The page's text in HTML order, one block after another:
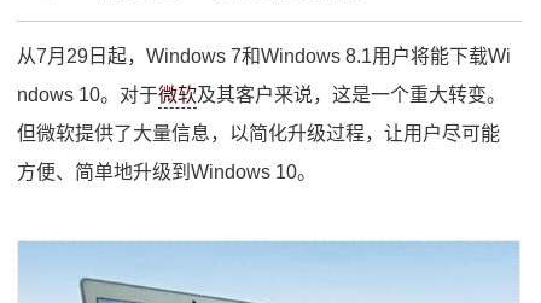
从7月29日起，Windows 7和Windows 8.1用户将能下载Wi
ndows 10。对于微软及其客户来说，这是一个重大转变。
但微软提供了大量信息，以简化升级过程，让用户尽可能
方便、简单地升级到Windows 10。